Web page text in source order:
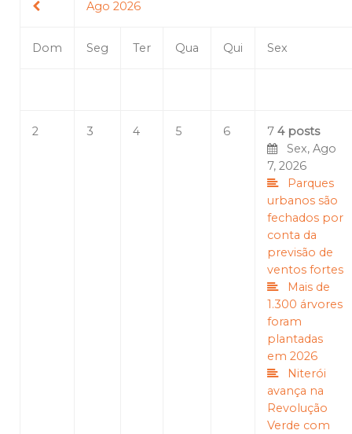
Ago 2026
Dom Seg Ter Qua Qui Sex
2 3 4 5 6 7 4 posts
Sex, Ago
7, 2026
Parques
urbanos são
fechados por
conta da
previsão de
ventos fortes
Mais de
1.300 árvores
foram
plantadas
em 2026
Niterói
avança na
Revolução
Verde com